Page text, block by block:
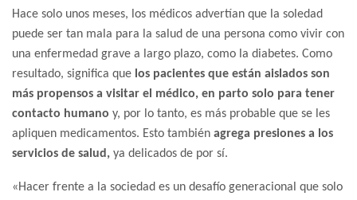
Hace solo unos meses, los médicos advertían que la soledad
puede ser tan mala para la salud de una persona como vivir con
una enfermedad grave a largo plazo, como la diabetes. Como
resultado, significa que los pacientes que están aislados son
más propensos a visitar el médico, en parto solo para tener
contacto humano y, por lo tanto, es más probable que se les
apliquen medicamentos. Esto también agrega presiones a los
servicios de salud, ya delicados de por sí.
«Hacer frente a la sociedad es un desafío generacional que solo